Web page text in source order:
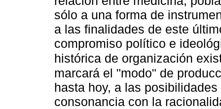
sólo a una forma de
a las finalidades de este
compromiso político e
histórica de organización
marcará el "modo" de
hasta hoy, a las
consonancia con la